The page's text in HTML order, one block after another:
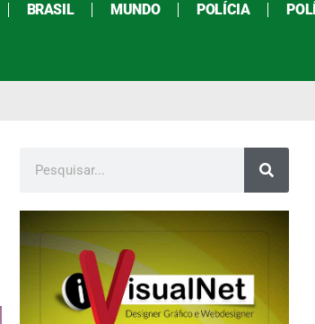
BRASIL MUNDO POLÍCIA